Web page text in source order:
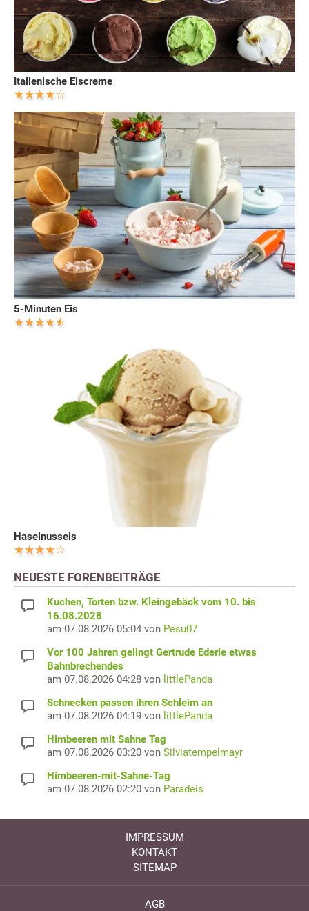
Italienische Eiscreme
5-Minuten Eis
Haselnusseis
NEUESTE FORENBEITRÄGE
Kuchen, Torten bzw. Kleingebäck vom 10. bis
16.08.2028
am 07.08.2026 05:04 von Pesu07
Vor 100 Jahren gelingt Gertrude Ederle etwas
Bahnbrechendes
am 07.08.2026 04:28 von littlePanda
Schnecken passen ihren Schleim an
am 07.08.2026 04:19 von littlePanda
Himbeeren mit Sahne Tag
am 07.08.2026 03:20 von Silviatempelmayr
Himbeeren-mit-Sahne-Tag
am 07.08.2026 02:20 von Paradeis
IMPRESSUM
KONTAKT
SITEMAP
AGB